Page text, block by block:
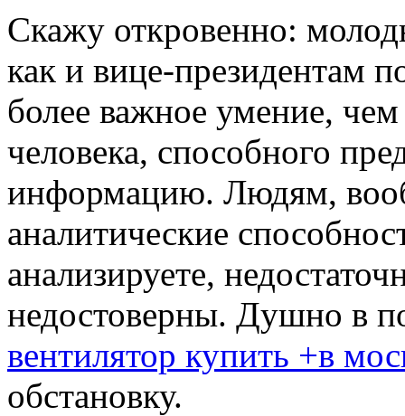
Скажу откровенно:
как и вице-президентам
более важное умение,
человека, способного
информацию. Людям,
аналитические
анализируете,
недостоверны. Душно в
вентилятор купить +в
обстановку.